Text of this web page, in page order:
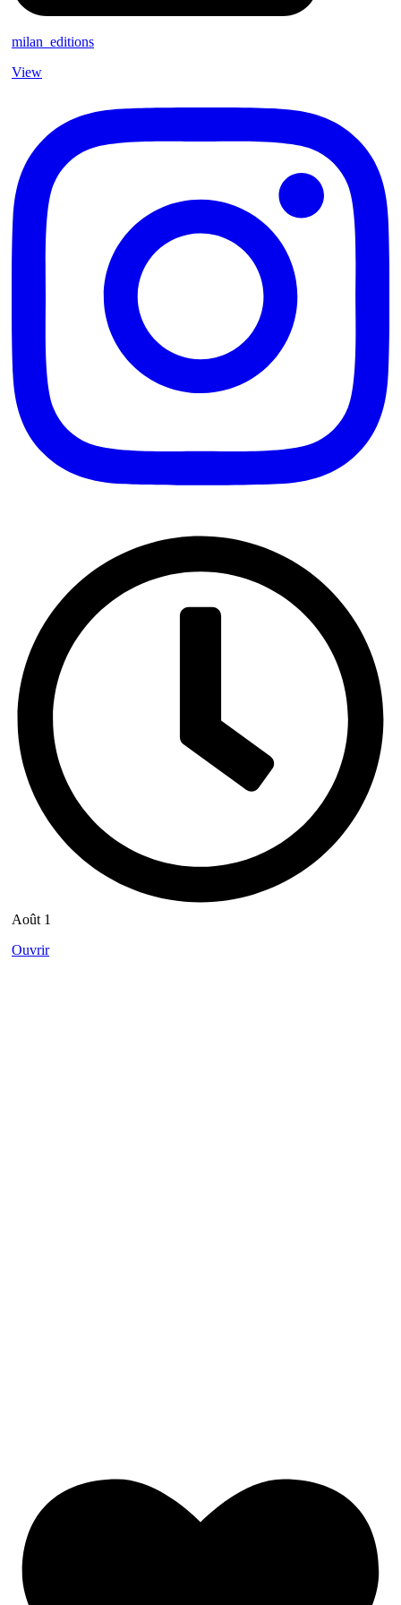
milan_editions
View
Août 1
Ouvrir